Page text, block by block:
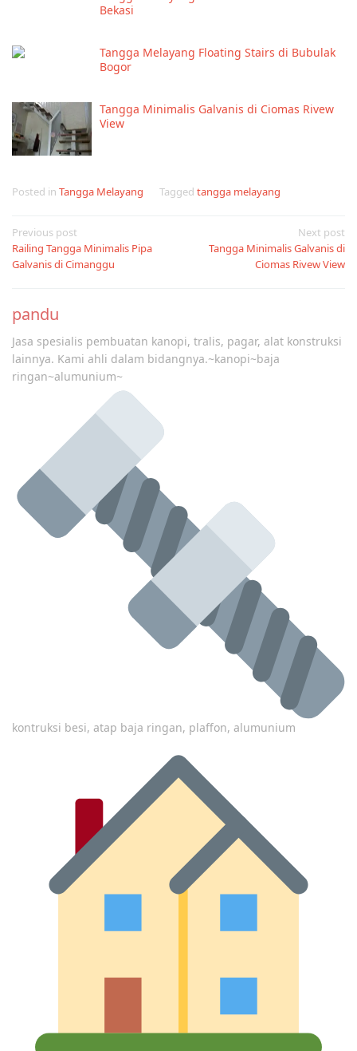
Bekasi
Tangga Melayang Floating Stairs di Bubulak
Bogor
Tangga Minimalis Galvanis di Ciomas Rivew
View
Posted in Tangga Melayang Tagged tangga melayang
Post
navigation
Previous post
Railing Tangga Minimalis Pipa
Galvanis di Cimanggu
Next post
Tangga Minimalis Galvanis di
Ciomas Rivew View
pandu
Jasa spesialis pembuatan kanopi, tralis, pagar, alat konstruksi
lainnya. Kami ahli dalam bidangnya.~kanopi~baja
ringan~alumunium~
kontruksi besi, atap baja ringan, plaffon, alumunium